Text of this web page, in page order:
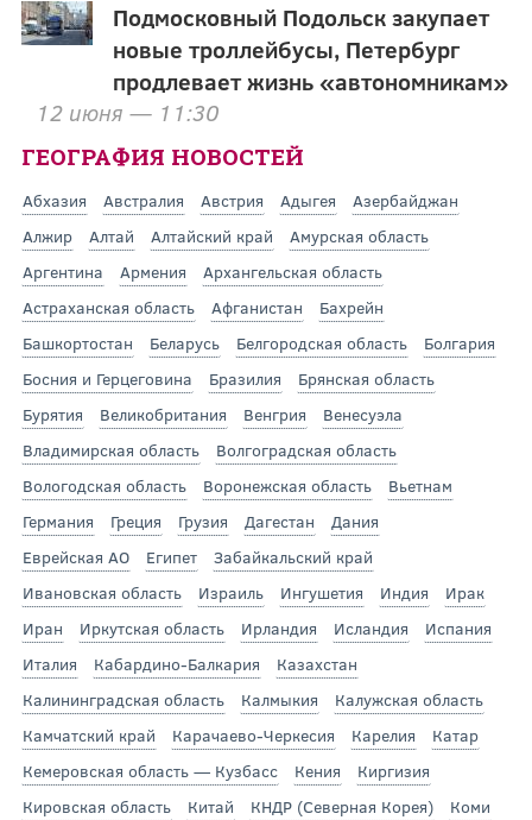
Подмосковный Подольск закупает
новые троллейбусы, Петербург
продлевает жизнь «автономникам»
12 июня — 11:30
ГЕОГРАФИЯ НОВОСТЕЙ
Абхазия Австралия Австрия Адыгея
Азербайджан
Алжир
Алтай Алтайский край
Амурская область
Аргентина
Армения
Архангельская область
Астраханская область
Афганистан
Бахрейн
Башкортостан
Беларусь Белгородская область
Болгария
Босния и Герцеговина
Бразилия
Брянская область
Бурятия
Великобритания Венгрия
Венесуэла
Владимирская область
Волгоградская область
Вологодская область
Воронежская область
Вьетнам
Германия
Греция Грузия Дагестан
Дания
Еврейская АО
Египет
Забайкальский край
Ивановская область
Израиль Ингушетия Индия
Ирак
Иран
Иркутская область Ирландия Исландия
Испания
Италия
Кабардино-Балкария
Казахстан
Калининградская область
Калмыкия
Калужская область
Камчатский край
Карачаево-Черкесия Карелия
Катар
Кемеровская область — Кузбасс
Кения
Киргизия
Кировская область
Китай КНДР (Северная Корея)
Коми